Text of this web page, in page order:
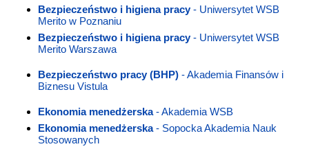
Bezpieczeństwo i higiena pracy- Uniwersytet WSB
Merito w Poznaniu
Bezpieczeństwo i higiena pracy- Uniwersytet WSB
Merito Warszawa
Bezpieczeństwo pracy (BHP) - Akademia Finansów i
Biznesu Vistula
Ekonomia menedżerska- Akademia WSB
Ekonomia menedżerska- Sopocka Akademia Nauk
Stosowanych